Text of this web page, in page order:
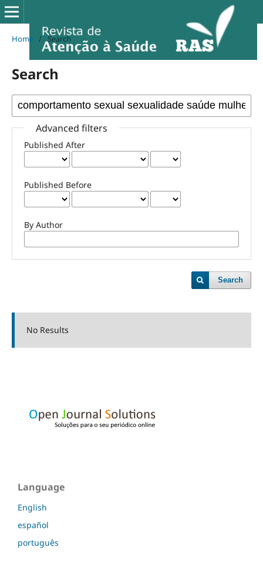
Home / Search
Search
Advanced filters
Published After
Published Before
By Author
Search
No Results
Language
English
español
português